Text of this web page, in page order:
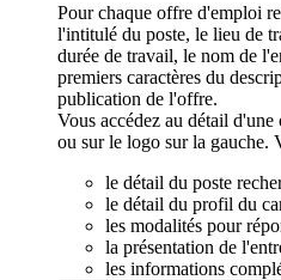
Pour chaque offre d'emploi
l'intitulé du poste, le lieu de
durée de travail, le nom de
premiers caractères du
publication de l'offre.
Vous accédez au détail
ou sur le logo sur la gauche.
le détail du poste
le détail du profil du
les modalités pour
la présentation de
les informations